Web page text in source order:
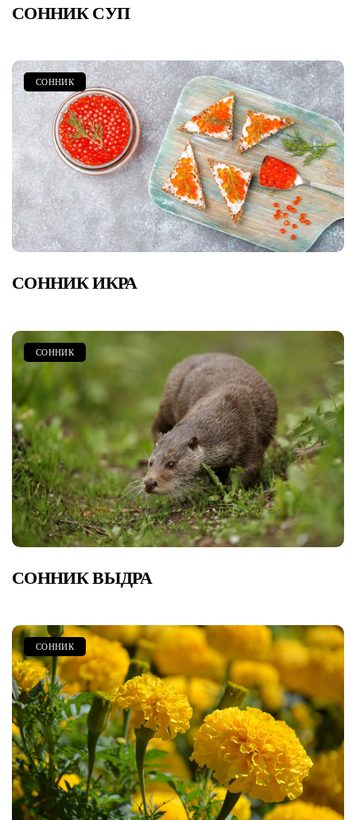
СОННИК СУП
СОННИК
СОННИК ИКРА
СОННИК
СОННИК ВЫДРА
СОННИК